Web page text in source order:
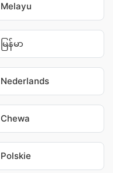
Melayu
မြန်မာ
Nederlands
Chewa
Polskie